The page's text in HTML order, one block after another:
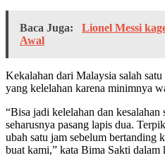
Baca Juga:
Lionel Messi
Awal
Kekalahan dari Malaysia salah
yang kelelahan karena minimnya
“Bisa jadi kelelahan dan
seharusnya pasang lapis dua.
ubah satu jam sebelum bertanding
buat kami,” kata Bima Sakti dalam